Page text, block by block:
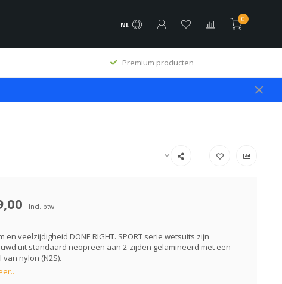
NL
0
Premium producten
Incl. btw
en veelzijdigheid DONE RIGHT. SPORT serie wetsuits zijn
uit standaard neopreen aan 2-zijden gelamineerd met een
nylon (N2S).